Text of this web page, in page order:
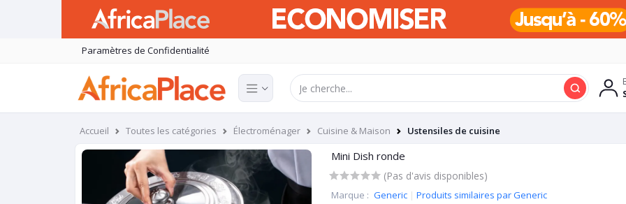
Paramètres de Confidentialité
Accueil Toutes les catégories Électroménager Cuisine & Maison Ustensiles de cuisine
Mini Dish ronde
(Pas d'avis disponibles)
Marque : Generic | Produits similaires par Generic